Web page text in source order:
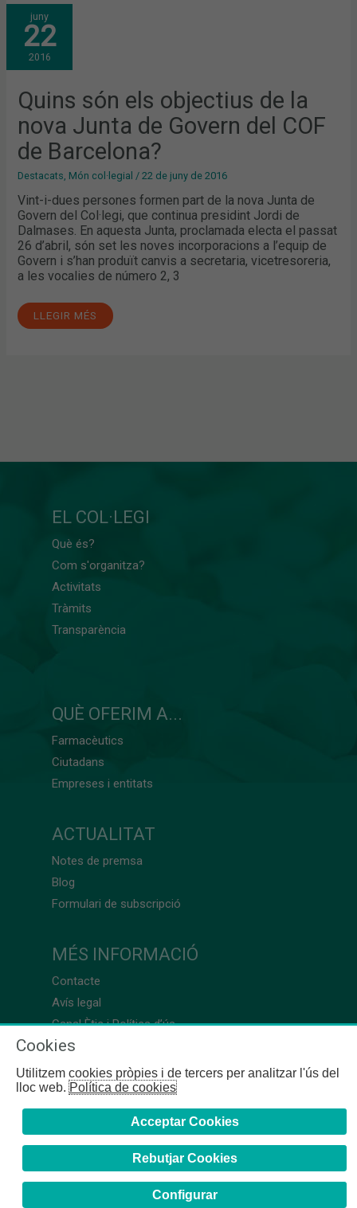
juny
22
2016
Quins són els objectius de la
nova Junta de Govern del COF
de Barcelona?
Destacats Món col·legial /22 de juny de 2016
Vint-i-dues persones formen part de la nova Junta de
Govern del Col·legi, que continua presidint Jordi de
Dalmases. En aquesta Junta, proclamada electa el passat
26 d’abril, són set les noves incorporacions a l’equip de
Govern i s’han produït canvis a secretaria, vicetresoreria,
a les vocalies de número 2, 3
QUINS
SÓN
ELS
OBJECTIUS
DE
LA
NOVA
GOVERN
DEL
COF
DE
BARCELONA?
LLEGIR MÉS
EL COL·LEGI
Què és?
Com s'organitza?
Activitats
Tràmits
Transparència
QUÈ OFERIM A...
Farmacèutics
Ciutadans
Empreses i entitats
ACTUALITAT
Notes de premsa
Blog
Formulari de subscripció
MÉS INFORMACIÓ
Contacte
Avís legal
Canal Ètic i Política d’ús
Cookies
Utilitzem cookies pròpies i de tercers per analitzar l'ús del
lloc web.Política de cookies
Acceptar Cookies
Rebutjar Cookies
Configurar